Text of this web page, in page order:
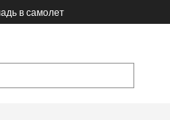
в самолет